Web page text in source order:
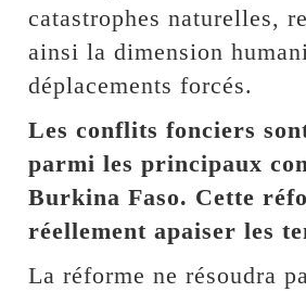
catastrophes naturelles,
ainsi la dimension
déplacements forcés.
Les conflits fonciers
parmi les principaux
Burkina Faso. Cette
réellement apaiser les
La réforme ne résoudra